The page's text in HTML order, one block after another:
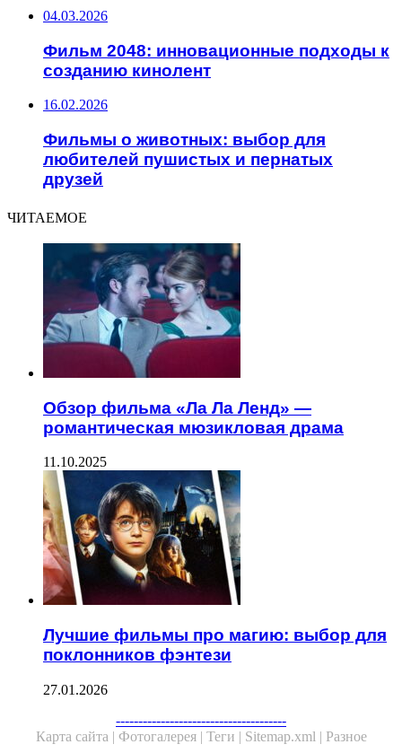
04.03.2026
Фильм 2048: инновационные подходы к
созданию кинолент
16.02.2026
Фильмы о животных: выбор для
любителей пушистых и пернатых
друзей
ЧИТАЕМОЕ
Обзор фильма «Ла Ла Ленд» —
романтическая мюзикловая драма
11.10.2025
Лучшие фильмы про магию: выбор для
поклонников фэнтези
27.01.2026
--------------------------------------
Карта сайта | Фотогалерея | Теги | Sitemap.xml | Разное